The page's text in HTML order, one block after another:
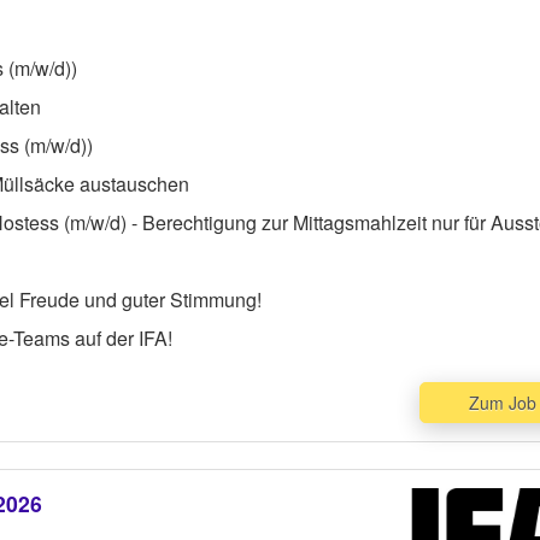
(m/w/d))
(m/w/d))
austauschen
(m/w/d) - Berechtigung zur Mittagsmahlzeit nur für
Freude und guter Stimmung!
Teams auf der IFA!
Zum Job